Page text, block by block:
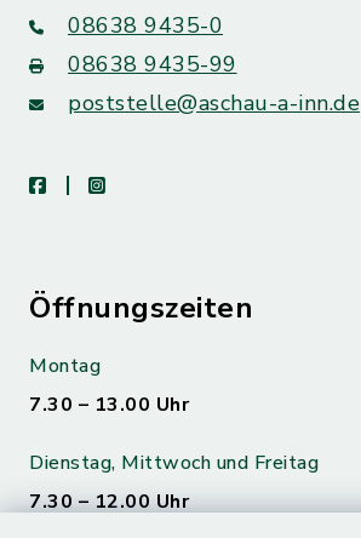
08638 9435-0
08638 9435-99
poststelle@aschau-a-inn.de
facebookinstagram
Öffnungszeiten
Montag
7.30 – 13.00 Uhr
Dienstag, Mittwoch und Freitag
7.30 – 12.00 Uhr